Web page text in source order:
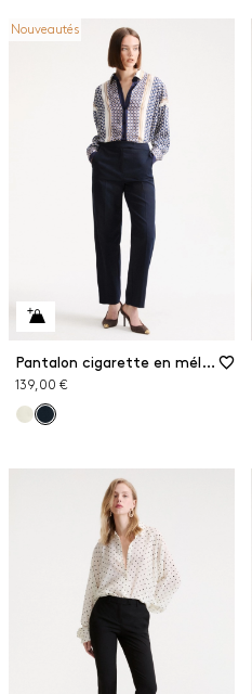
Nouveautés
Pantalon cigarette en mélange de coton
139,00 €